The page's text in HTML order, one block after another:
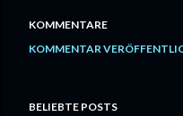
KOMMENTARE
KOMMENTAR
BELIEBTE POSTS